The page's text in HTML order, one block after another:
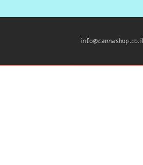
info@cannashop.co.il